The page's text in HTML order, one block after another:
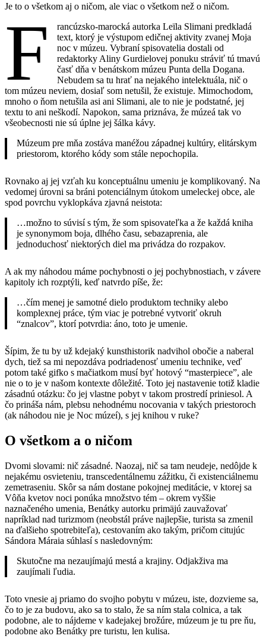
Je to o všetkom aj o ničom, ale viac o všetkom než o ničom.
F
rancúzsko-marocká autorka Leïla Slimani predkladá
text, ktorý je výstupom edičnej aktivity zvanej Moja
noc v múzeu. Vybraní spisovatelia dostali od
redaktorky Aliny Gurdielovej ponuku stráviť tú tmavú
časť dňa v benátskom múzeu Punta della Dogana.
Nebudem sa tu hrať na nejakého intelektuála, nič o
tom múzeu neviem, dosiaľ som netušil, že existuje. Mimochodom,
mnoho o ňom netušila asi ani Slimani, ale to nie je podstatné, jej
textu to ani neškodí. Napokon, sama priznáva, že múzeá tak vo
všeobecnosti nie sú úplne jej šálka kávy.
Múzeum pre mňa zostáva manéžou západnej kultúry, elitárskym
priestorom, ktorého kódy som stále nepochopila.
Rovnako aj jej vzťah ku konceptuálnu umeniu je komplikovaný. Na
vedomej úrovni sa bráni potenciálnym útokom umeleckej obce, ale
spod povrchu vyklopkáva zjavná neistota:
…možno to súvisí s tým, že som spisovateľka a že každá kniha
je synonymom boja, dlhého času, sebazaprenia, ale
jednoduchosť niektorých diel ma privádza do rozpakov.
A ak my náhodou máme pochybnosti o jej pochybnostiach, v závere
kapitoly ich rozptýli, keď natvrdo píše, že:
…čím menej je samotné dielo produktom techniky alebo
komplexnej práce, tým viac je potrebné vytvoriť okruh
“znalcov”, ktorí potvrdia: áno, toto je umenie.
Šípim, že tu by už kdejaký kunsthistorik nadvihol obočie a naberal
dych, tiež sa mi nepozdáva podriadenosť umeniu technike, veď
potom také gifko s mačiatkom musí byť hotový “masterpiece”, ale
nie o to je v našom kontexte dôležité. Toto jej nastavenie totiž kladie
zásadnú otázku: čo jej vlastne pobyt v takom prostredí priniesol. A
čo prináša nám, plebsu nehodnému nocovania v takých priestoroch
(ak náhodou nie je Noc múzeí), s jej knihou v ruke?
O všetkom a o ničom
Dvomi slovami: nič zásadné. Naozaj, nič sa tam neudeje, nedôjde k
nejakému osvieteniu, transcedentálnemu zážitku, či existenciálnemu
zemetraseniu. Skôr sa nám dostane pokojnej meditácie, v ktorej sa
Vôňa kvetov noci ponúka množstvo tém – okrem vyššie
naznačeného umenia, Benátky autorku primäjú zauvažovať
napríklad nad turizmom (neobstál práve najlepšie, turista sa zmenil
na ďalšieho spotrebiteľa), cestovaním ako takým, pričom citujúc
Sándora Máraia súhlasí s nasledovným:
Skutočne ma nezaujímajú mestá a krajiny. Odjakživa ma
zaujímali ľudia.
Toto vnesie aj priamo do svojho pobytu v múzeu, iste, dozvieme sa,
čo to je za budovu, ako sa to stalo, že sa ním stala colnica, a tak
podobne, ale to nájdeme v kadejakej brožúre, múzeum je tu pre ňu,
podobne ako Benátky pre turistu, len kulisa.